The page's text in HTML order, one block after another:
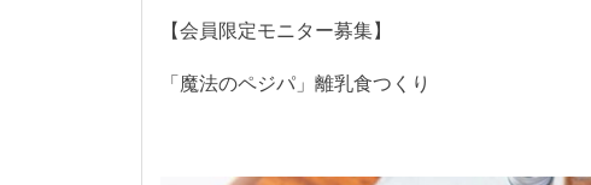
【会員限定モニター募集】
「魔法のペジパ」離乳食つくり